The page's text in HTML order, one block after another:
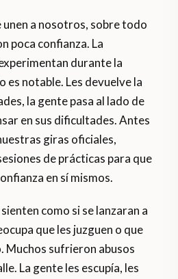
unen a nosotros, sobre todo
poca confianza. La
durante la
es notable. Les devuelve la
la gente pasa al lado de
en sus dificultades. Antes
giras oficiales,
de prácticas para que
en sí mismos.
como si se lanzaran a
que les juzguen o que
Muchos sufrieron abusos
La gente les escupía, les